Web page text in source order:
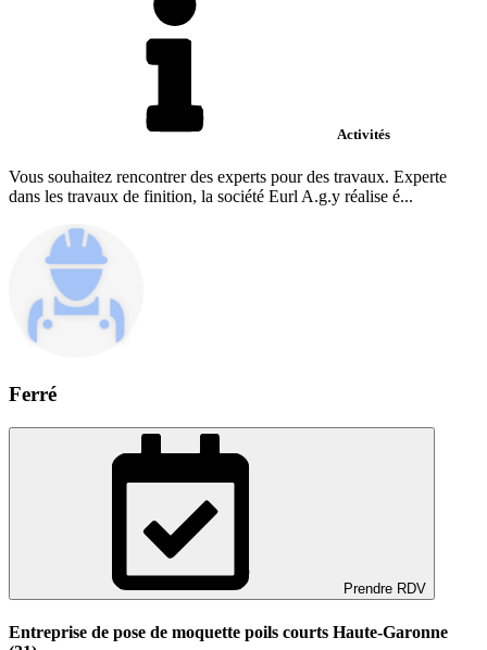
Activités
Vous souhaitez rencontrer des experts pour des travaux. Experte
dans les travaux de finition, la société Eurl A.g.y réalise é...
Ferré
Prendre RDV
Entreprise de pose de moquette poils courts Haute-Garonne